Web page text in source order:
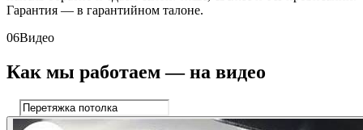
Гарантия — в гарантийном талоне.
06Видео
Как мы работаем — на видео